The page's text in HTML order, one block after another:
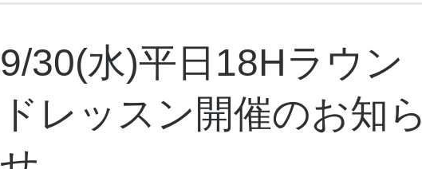
9/30(水)平日18Hラウン
ドレッスン開催のお知ら